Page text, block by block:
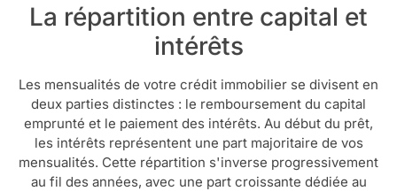
La répartition entre capital et
intérêts
Les mensualités de votre crédit immobilier se divisent en
deux parties distinctes : le remboursement du capital
emprunté et le paiement des intérêts. Au début du prêt,
les intérêts représentent une part majoritaire de vos
mensualités. Cette répartition s'inverse progressivement
au fil des années, avec une part croissante dédiée au